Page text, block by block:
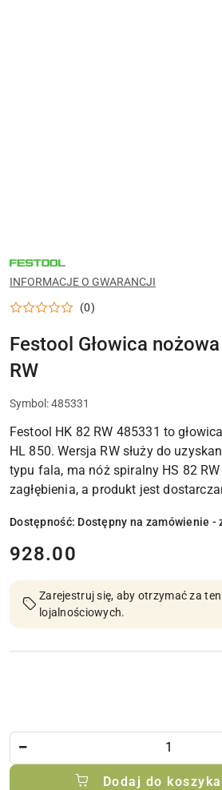
NARZĘDZIA
FESTOOL
DO
WARSZTATU,
MONTAŻU
WYKOŃCZENIOWYCH
INFORMACJE O GWARANCJI
(0)
Festool Głowica
RW
Symbol:485331
Festool HK 82 RW 485331 to
HL 850. Wersja RW służy do
typu fala, ma nóż spiralny HS 82
zagłębienia, a produkt jest
Dostępność: Dostępny na zamówienie -
cena:
928.00
Zarejestruj się, aby otrzymać za
lojalnościowych.
Dodaj do koszyka